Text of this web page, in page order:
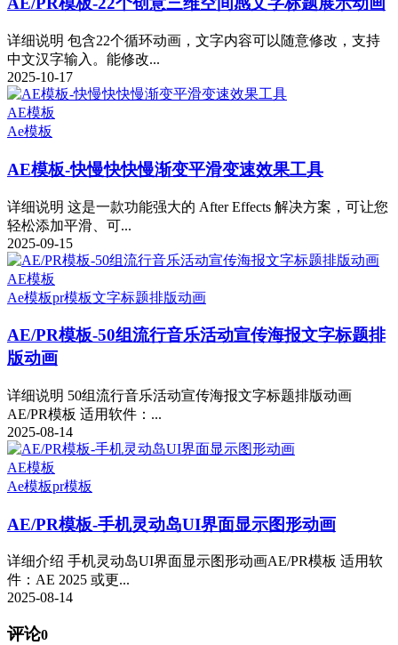
详细说明 包含22个循环动画，文字内容可以随意修改，支持
中文汉字输入。能修改...
2025-10-17
AE模板
Ae模板
AE模板-快慢快快慢渐变平滑变速效果工具
详细说明 这是一款功能强大的 After Effects 解决方案，可让您
轻松添加平滑、可...
2025-09-15
AE模板
Ae模板pr模板文字标题排版动画
AE/PR模板-50组流行音乐活动宣传海报文字标题排
版动画
详细说明 50组流行音乐活动宣传海报文字标题排版动画
AE/PR模板 适用软件：...
2025-08-14
AE模板
Ae模板pr模板
AE/PR模板-手机灵动岛UI界面显示图形动画
详细介绍 手机灵动岛UI界面显示图形动画AE/PR模板 适用软
件：AE 2025 或更...
2025-08-14
评论0